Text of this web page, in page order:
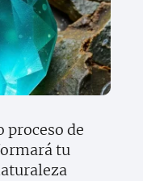
proceso de
tu